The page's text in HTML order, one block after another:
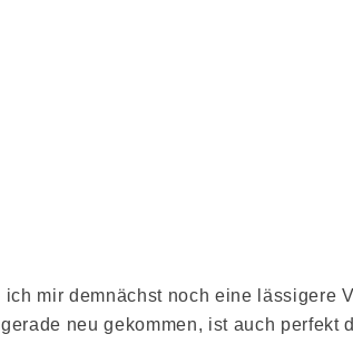
mir demnächst noch eine lässigere
neu gekommen, ist auch perfekt